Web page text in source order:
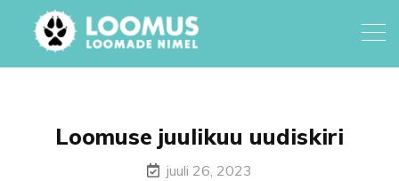
Loomuse juulikuu uudiskiri
juuli 26, 2023